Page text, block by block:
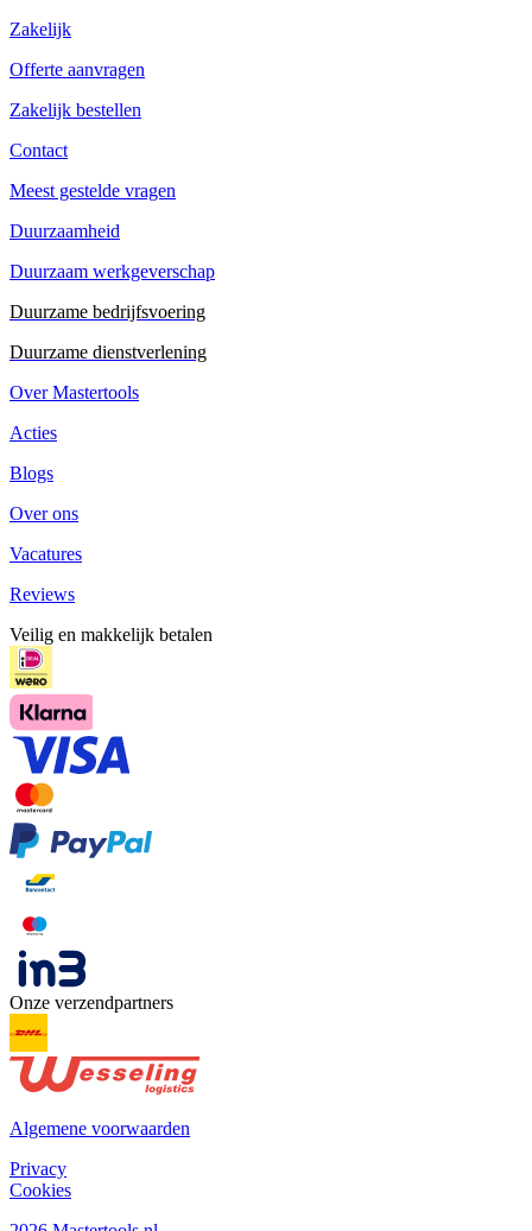
Zakelijk
Offerte aanvragen
Zakelijk bestellen
Contact
Meest gestelde vragen
Duurzaamheid
Duurzaam werkgeverschap
Duurzame bedrijfsvoering
Duurzame dienstverlening
Over Mastertools
Acties
Blogs
Over ons
Vacatures
Reviews
Veilig en makkelijk betalen
Onze verzendpartners
Algemene voorwaarden
Privacy
Cookies